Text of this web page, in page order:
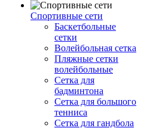
Спортивные сети
Баскетбольные
сетки
Волейбольная сетка
Пляжные сетки
волейбольные
Сетка для
бадминтона
Сетка для большого
тенниса
Сетка для гандбола